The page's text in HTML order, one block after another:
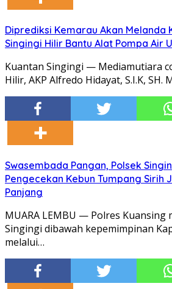
Diprediksi Kemarau Akan Melanda
Singingi Hilir Bantu Alat Pompa Air
Kuantan Singingi — Mediamutiara
Hilir, AKP Alfredo Hidayat, S.I.K, SH.
Swasembada Pangan, Polsek
Pengecekan Kebun Tumpang Sirih
Panjang
MUARA LEMBU — Polres Kuansing
Singingi dibawah kepemimpinan
melalui…